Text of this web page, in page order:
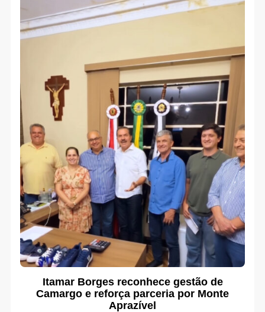
Itamar Borges reconhece gestão de
Camargo e reforça parceria por Monte
Aprazível